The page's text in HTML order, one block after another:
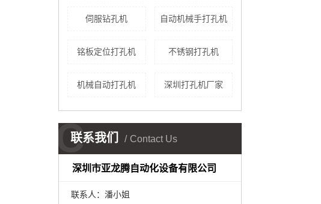
伺服钻孔机 自动机械手打孔机
铭板定位打孔机 不锈钢打孔机
机械自动打孔机 深圳打孔机厂家
联系我们 Contact Us
C
深圳市亚龙腾自动化设备有限公司
联系人：潘小姐